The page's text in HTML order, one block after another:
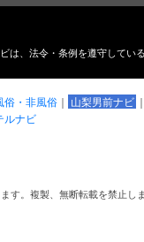
は、法令・条例を遵守してい
俗・非風俗
山梨男前ナビ
ルナビ
す。複製、無断転載を禁止し